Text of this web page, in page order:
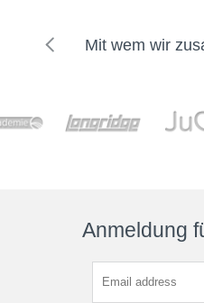
Mit wem wir
Anmeldung